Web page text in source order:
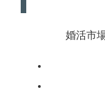
婚活市